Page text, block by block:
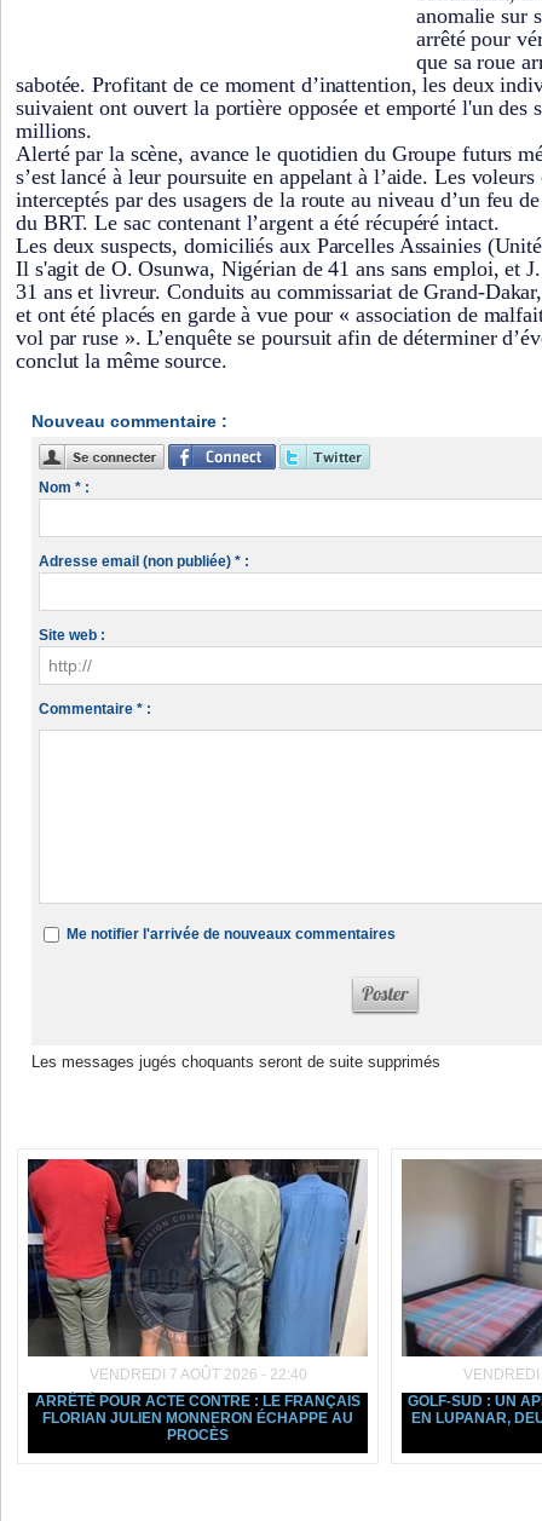
anomalie sur
arrêté pour
que sa roue
sabotée. Profitant de ce moment d’inattention, les deux
suivaient ont ouvert la portière opposée et emporté l'un des
millions.
Alerté par la scène, avance le quotidien du Groupe futurs
s’est lancé à leur poursuite en appelant à l’aide. Les
interceptés par des usagers de la route au niveau d’un feu
du BRT. Le sac contenant l’argent a été récupéré intact.
Les deux suspects, domiciliés aux Parcelles Assainies
Il s'agit de O. Osunwa, Nigérian de 41 ans sans emploi, et
31 ans et livreur. Conduits au commissariat de Grand-
et ont été placés en garde à vue pour « association de
vol par ruse ». L’enquête se poursuit afin de déterminer
conclut la même source.
Nouveau commentaire :
Nom * :
Adresse email (non publiée) * :
Site web :
Commentaire * :
Me notifier l'arrivée de nouveaux commentaires
Les messages jugés choquants seront de suite supprimés
VENDREDI 7 AOÛT 2026 - 22:40
ARRÊTÉ POUR ACTE CONTRE : LE FRANÇAIS
FLORIAN JULIEN MONNERON ÉCHAPPE AU
PROCÈS
GOLF-SUD : UN
EN LUPANAR,